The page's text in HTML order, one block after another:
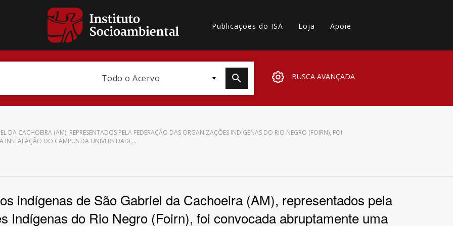
Publicações do ISA Loja Apoie
Todo o Acervo BUSCA AVANÇADA
Subtema
DA CACHOEIRA (AM), REPRESENTADOS PELA FEDERAÇÃO DAS ORGANIZAÇÕES INDÍGENAS DO RIO NEGRO (FOIRN), FOI
INSTALAÇÃO DO CAMPUS DA UNIVERSIDADE…
indígenas de São Gabriel da Cachoeira (AM), representados pela
Indígenas do Rio Negro (Foirn), foi convocada abruptamente uma